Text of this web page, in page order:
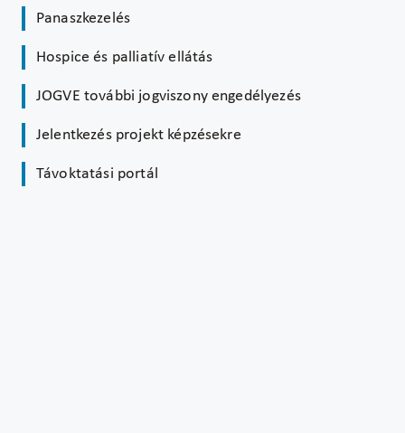
Panaszkezelés
Hospice és palliatív ellátás
JOGVE további jogviszony engedélyezés
Jelentkezés projekt képzésekre
Távoktatási portál